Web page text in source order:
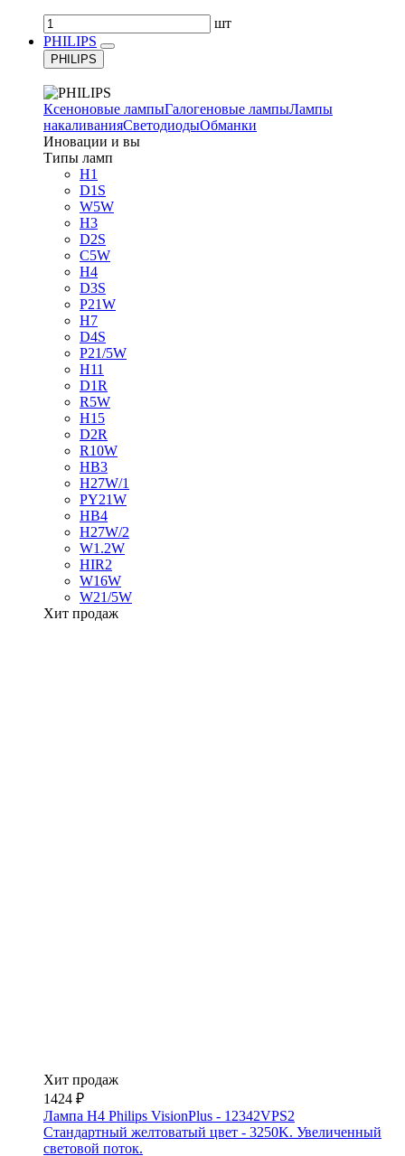
шт
PHILIPS
PHILIPS
Ксеноновые лампыГалогеновые лампыЛампы
накаливанияСветодиодыОбманки
Иновации и вы
Типы ламп
H1
D1S
W5W
H3
D2S
C5W
H4
D3S
P21W
H7
D4S
P21/5W
H11
D1R
R5W
H15
D2R
R10W
HB3
H27W/1
PY21W
HB4
H27W/2
W1.2W
HIR2
W16W
W21/5W
Хит продаж
Хит продаж
1424 ₽
Лампа H4 Philips VisionPlus - 12342VPS2
Стандартный желтоватый цвет - 3250K. Увеличенный
световой поток.